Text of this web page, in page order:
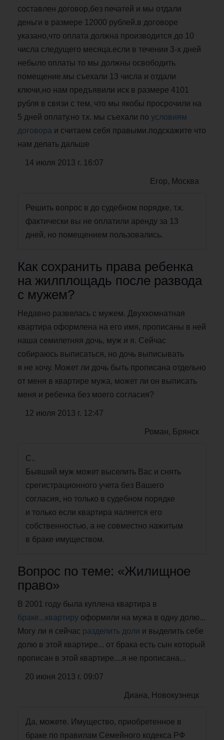
составлен договор,без печатей и мы отдали
деньги в размере 12000 рублей.в договоре
указано,что оплата должна производится до 10
числа следущего месяца.если в течении 3-х дней
небыло оплаты то мы должны освободить
помещение.мы съехали 13 числа и отдали
ключи,но нам предъявили иск в размере 4101
рубля в связи с тем, что мы якобы просрочили на
5 дней оплату.но т.к. мы съехали по условиям
договора и считаем себя правыми.подскажите что
нам делать дальше
14 июля 2013 г. 16:07
Егор, Москва
Решить вопрос в до судебном порядке, т.к.
фактически вы не оплатили аренду за 13
дней, но помещением пользовались.
Как сохранить права ребенка
на жилплощадь после развода
с мужем?
Недавно развелась с мужем. Двухкомнатная
квартира оформлена на его имя, прописаны в ней
наша семилетняя дочь, муж и я. Сейчас
собираюсь выписаться, но дочь выписывать
я не хочу. Может ли дочь быть прописана отдельно
от меня в квартире мужа, может ли он выписать
меня и ребенка без моего согласия?
12 июля 2013 г. 12:47
Роман, Брянск
С..
Бывший муж может выселить Вас и снять
срегистрационного учета без Вашего
согласия, но только в судебном порядке
и только если квартира яаляется его
собственностью, а не совместно нажитым
в браке имуществом.
Вопрос по теме: «Жилищное
право»
В 2001 году была куплена квартира в
браке...квартиру оформили на мужа в одну долю...
Могу ли я сейчас разделить доли и выделить себе
долю в этой квартире... от брака есть сын который
прописан в этой квартире....я не прописана...
20 июня 2013 г. 09:07
Диана, Новокузнецк
Да, можете. Имущество, приобретенное в
браке по правилам Семейного кодекса РФ